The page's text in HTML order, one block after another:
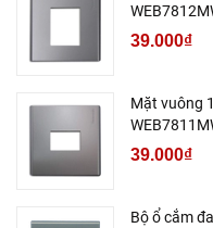
39.000₫
Mặt vuông
39.000₫
Bộ ổ cắm